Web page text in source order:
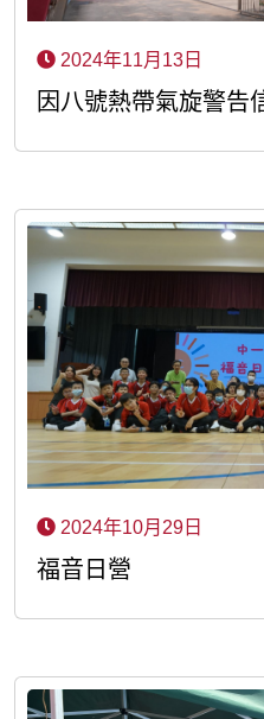
2024年11月13日
因八號熱帶氣旋警告
2024年10月29日
福音日營